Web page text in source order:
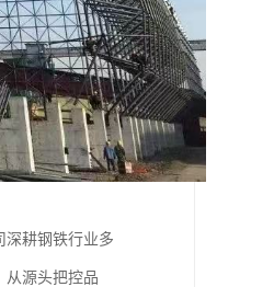
深耕钢铁行业多
从源头把控品